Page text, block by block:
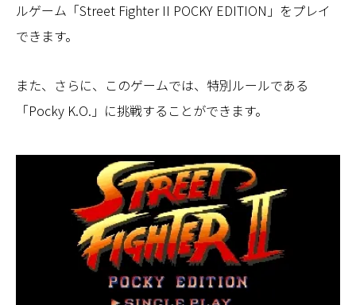
ルゲーム「Street Fighter II POCKY EDITION」をプレイ
できます。
また、さらに、このゲームでは、特別ルールである
「Pocky K.O.」に挑戦することができます。